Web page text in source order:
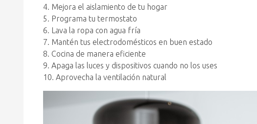
4. Mejora el aislamiento de tu hogar
5. Programa tu termostato
6. Lava la ropa con agua fría
7. Mantén tus electrodomésticos en buen estado
8. Cocina de manera eficiente
9. Apaga las luces y dispositivos cuando no los uses
10. Aprovecha la ventilación natural